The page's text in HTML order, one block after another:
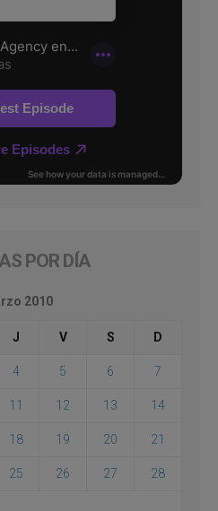
POR DÍA
2010
J V S D
4 5 6 7
11 12 13 14
18 19 20 21
25 26 27 28